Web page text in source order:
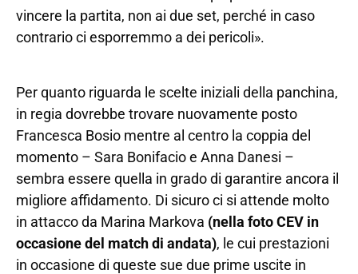
vincere la partita, non ai due set, perché in caso
contrario ci esporremmo a dei pericoli».
Per quanto riguarda le scelte iniziali della panchina,
in regia dovrebbe trovare nuovamente posto
Francesca Bosio mentre al centro la coppia del
momento – Sara Bonifacio e Anna Danesi –
sembra essere quella in grado di garantire ancora il
migliore affidamento. Di sicuro ci si attende molto
in attacco da Marina Markova (nella foto CEV in
occasione del match di andata), le cui prestazioni
in occasione di queste sue due prime uscite in